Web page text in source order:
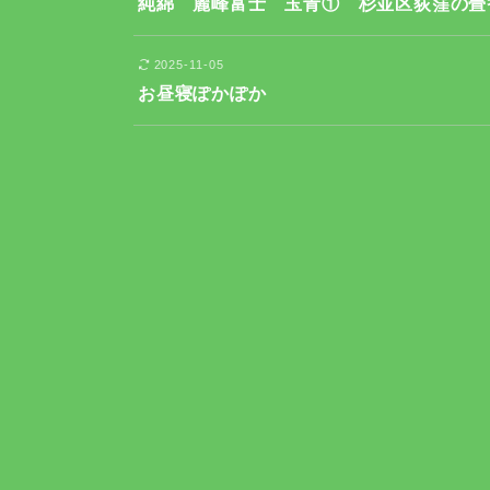
純綿 麗峰富士 玉青① 杉並区荻窪の畳
2025-11-05
お昼寝ぽかぽか